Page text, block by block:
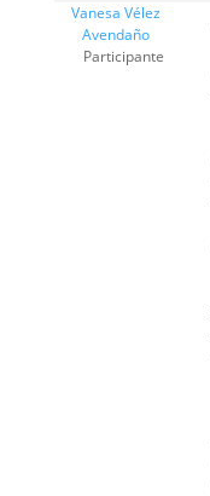
Vanesa Vélez
Avendaño
Participante